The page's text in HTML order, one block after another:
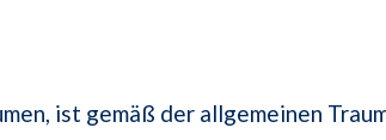
ist gemäß der allgemeinen